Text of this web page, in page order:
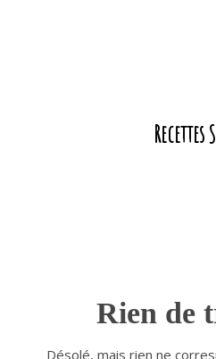
Recettes
Rien de
Désolé, mais rien ne